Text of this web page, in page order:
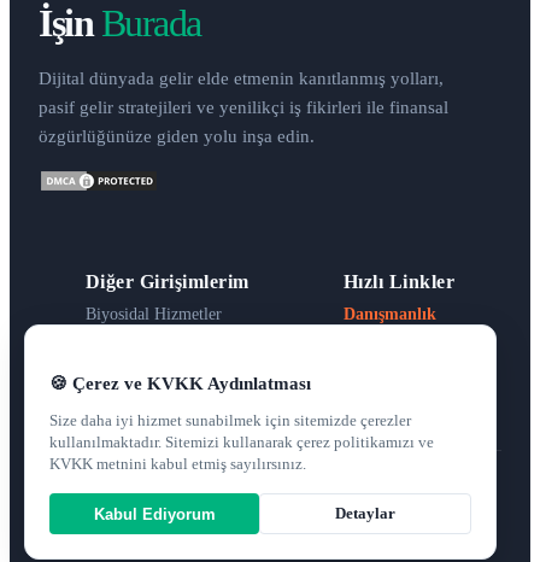
İşinBurada
Dijital dünyada gelir elde etmenin kanıtlanmış yolları,
pasif gelir stratejileri ve yenilikçi iş fikirleri ile finansal
özgürlüğünüze giden yolu inşa edin.
Diğer Girişimlerim
Biyosidal Hizmetler
Dünya Mutfağı
Hızlı Linkler
Danışmanlık
© 2026isinburada.com— Tüm hakları saklıdır.
Gizlilik PolitikasıKullanım Şartları
Architecture & UX Design by AliaRior.com
🍪 Çerez ve KVKK Aydınlatması
Size daha iyi hizmet sunabilmek için sitemizde çerezler
kullanılmaktadır. Sitemizi kullanarak çerez politikamızı ve
KVKK metnini kabul etmiş sayılırsınız.
Kabul Ediyorum Detaylar